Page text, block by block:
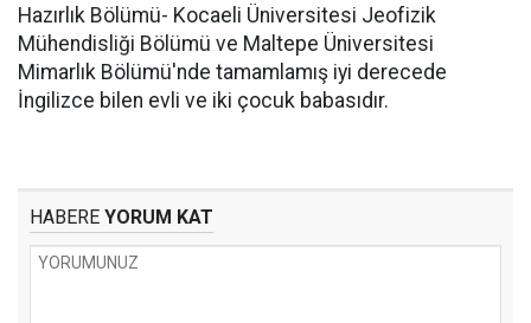
Hazırlık Bölümü- Kocaeli Üniversitesi Jeofizik
Mühendisliği Bölümü ve Maltepe Üniversitesi
Mimarlık Bölümü'nde tamamlamış iyi derecede
İngilizce bilen evli ve iki çocuk babasıdır.
HABERE YORUM KAT